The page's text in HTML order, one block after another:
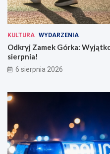
KULTURA WYDARZENIA
Odkryj Zamek Górka:
sierpnia!
6 sierpnia 2026